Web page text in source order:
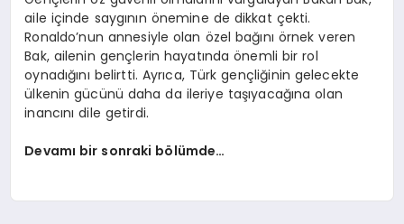
aile içinde saygının önemine de dikkat çekti.
Ronaldo’nun annesiyle olan özel bağını örnek veren
Bak, ailenin gençlerin hayatında önemli bir rol
oynadığını belirtti. Ayrıca, Türk gençliğinin gelecekte
ülkenin gücünü daha da ileriye taşıyacağına olan
inancını dile getirdi.
Devamı bir sonraki bölümde…